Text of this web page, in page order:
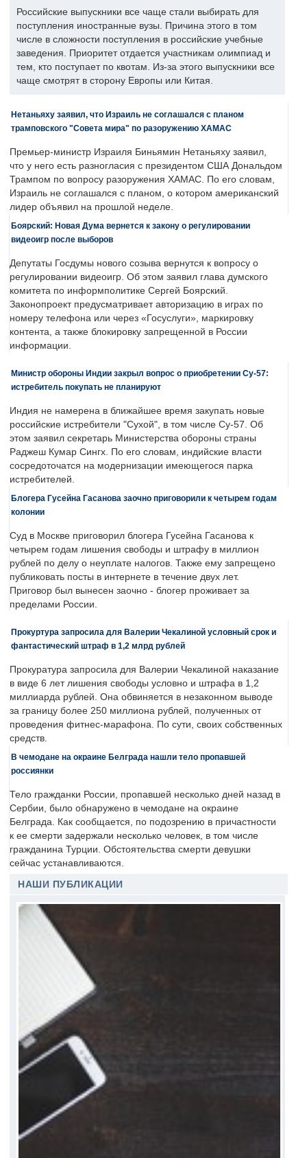
Российские выпускники все чаще стали выбирать для
поступления иностранные вузы. Причина этого в том
числе в сложности поступления в российские учебные
заведения. Приоритет отдается участникам олимпиад и
тем, кто поступает по квотам. Из-за этого выпускники все
чаще смотрят в сторону Европы или Китая.
Нетаньяху заявил, что Израиль не соглашался с планом
трамповского "Совета мира" по разоружению ХАМАС
Премьер-министр Израиля Биньямин Нетаньяху заявил,
что у него есть разногласия с президентом США Дональдом
Трампом по вопросу разоружения ХАМАС. По его словам,
Израиль не соглашался с планом, о котором американский
лидер объявил на прошлой неделе.
Боярский: Новая Дума вернется к закону о регулировании
видеоигр после выборов
Депутаты Госдумы нового созыва вернутся к вопросу о
регулировании видеоигр. Об этом заявил глава думского
комитета по информполитике Сергей Боярский.
Законопроект предусматривает авторизацию в играх по
номеру телефона или через «Госуслуги», маркировку
контента, а также блокировку запрещенной в России
информации.
Министр обороны Индии закрыл вопрос о приобретении Су-57:
истребитель покупать не планируют
Индия не намерена в ближайшее время закупать новые
российские истребители "Сухой", в том числе Су-57. Об
этом заявил секретарь Министерства обороны страны
Раджеш Кумар Сингх. По его словам, индийские власти
сосредоточатся на модернизации имеющегося парка
истребителей.
Блогера Гусейна Гасанова заочно приговорили к четырем годам
колонии
Суд в Москве приговорил блогера Гусейна Гасанова к
четырем годам лишения свободы и штрафу в миллион
рублей по делу о неуплате налогов. Также ему запрещено
публиковать посты в интернете в течение двух лет.
Приговор был вынесен заочно - блогер проживает за
пределами России.
Прокуртура запросила для Валерии Чекалиной условный срок и
фантастический штраф в 1,2 млрд рублей
Прокуратура запросила для Валерии Чекалиной наказание
в виде 6 лет лишения свободы условно и штрафа в 1,2
миллиарда рублей. Она обвиняется в незаконном выводе
за границу более 250 миллиона рублей, полученных от
проведения фитнес-марафона. По сути, своих собственных
средств.
В чемодане на окраине Белграда нашли тело пропавшей
россиянки
Тело гражданки России, пропавшей несколько дней назад в
Сербии, было обнаружено в чемодане на окраине
Белграда. Как сообщается, по подозрению в причастности
к ее смерти задержали несколько человек, в том числе
гражданина Турции. Обстоятельства смерти девушки
сейчас устанавливаются.
НАШИ ПУБЛИКАЦИИ